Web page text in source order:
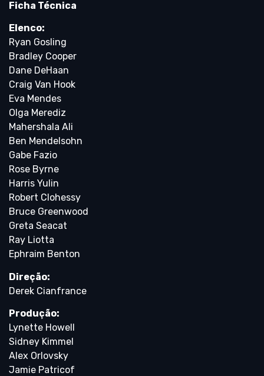
Ficha Técnica
Elenco:
Ryan Gosling
Bradley Cooper
Dane DeHaan
Craig Van Hook
Eva Mendes
Olga Merediz
Mahershala Ali
Ben Mendelsohn
Gabe Fazio
Rose Byrne
Harris Yulin
Robert Clohessy
Bruce Greenwood
Greta Seacat
Ray Liotta
Ephraim Benton
Direção:
Derek Cianfrance
Produção:
Lynette Howell
Sidney Kimmel
Alex Orlovsky
Jamie Patricof